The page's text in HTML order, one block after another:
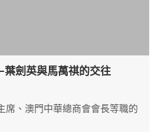
劍英與馬萬祺的交往
、澳門中華總商會會長等職的